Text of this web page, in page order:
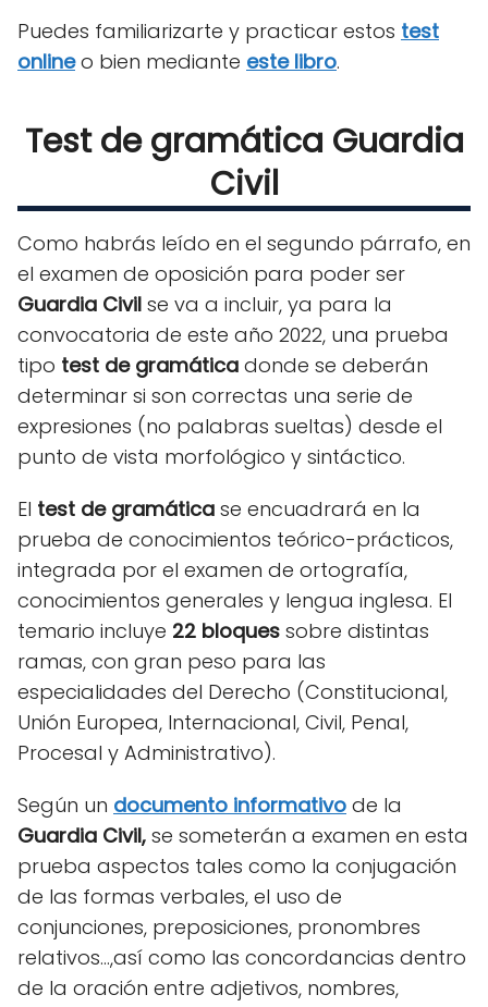
Puedes familiarizarte y practicar estos test
onlineo bien mediante este libro.
Test de gramática Guardia
Civil
Como habrás leído en el segundo párrafo, en
el examen de oposición para poder ser
Guardia Civil se va a incluir, ya para la
convocatoria de este año 2022, una prueba
tipo test de gramática donde se deberán
determinar si son correctas una serie de
expresiones (no palabras sueltas) desde el
punto de vista morfológico y sintáctico.
El test de gramática se encuadrará en la
prueba de conocimientos teórico-prácticos,
integrada por el examen de ortografía,
conocimientos generales y lengua inglesa. El
temario incluye 22 bloques sobre distintas
ramas, con gran peso para las
especialidades del Derecho (Constitucional,
Unión Europea, Internacional, Civil, Penal,
Procesal y Administrativo).
Según un documento informativo de la
Guardia Civil, se someterán a examen en esta
prueba aspectos tales como la conjugación
de las formas verbales, el uso de
conjunciones, preposiciones, pronombres
relativos...,así como las concordancias dentro
de la oración entre adjetivos, nombres,